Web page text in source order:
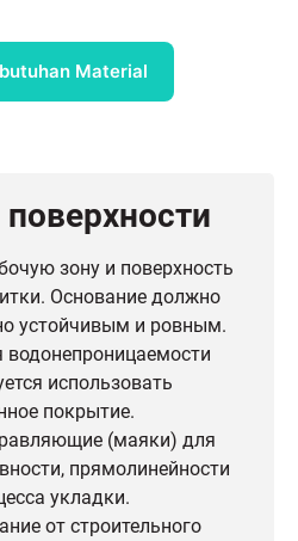
Material
зону и поверхность
Основание должно
устойчивым и ровным.
использовать
покрытие.
(маяки) для
прямолинейности
укладки.
от строительного